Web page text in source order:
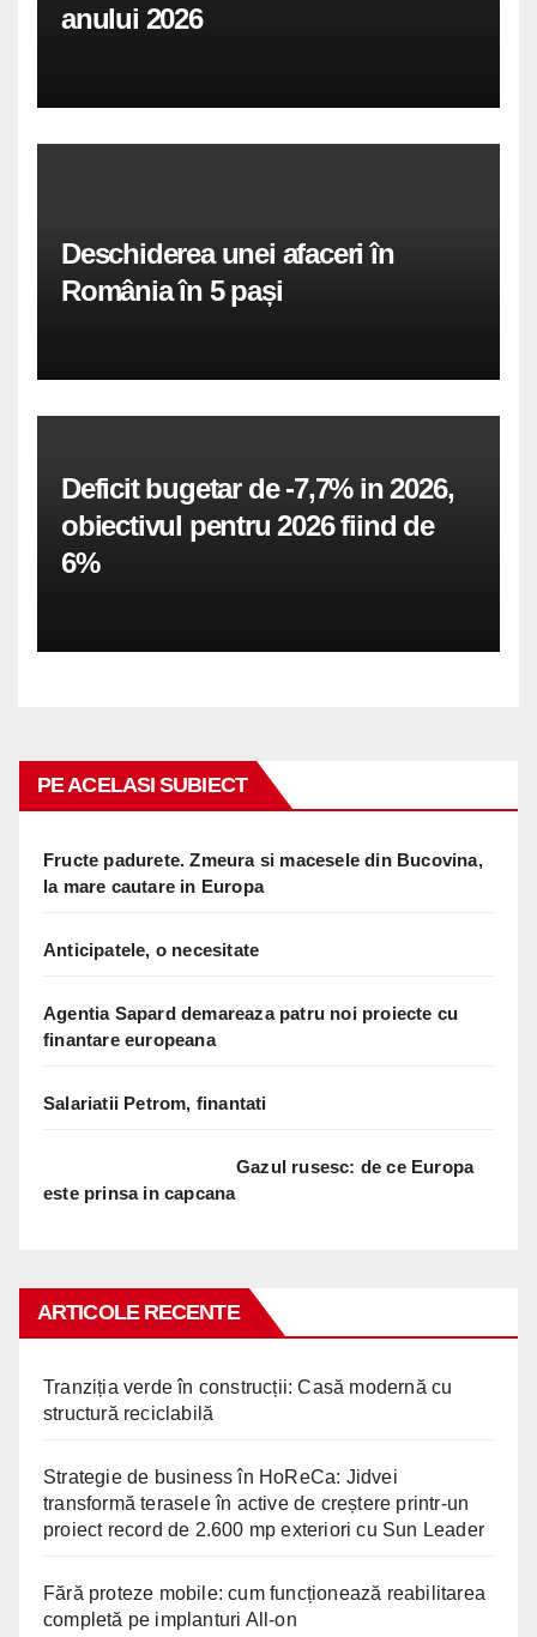
anului 2026
Deschiderea unei afaceri în
România în 5 pași
Deficit bugetar de -7,7% in 2026,
obiectivul pentru 2026 fiind de
6%
PE ACELASI SUBIECT
Fructe padurete. Zmeura si macesele din Bucovina,
la mare cautare in Europa
Anticipatele, o necesitate
Agentia Sapard demareaza patru noi proiecte cu
finantare europeana
Salariatii Petrom, finantati
Gazul rusesc: de ce Europa
este prinsa in capcana
ARTICOLE RECENTE
Tranziția verde în construcții: Casă modernă cu
structură reciclabilă
Strategie de business în HoReCa: Jidvei
transformă terasele în active de creștere printr-un
proiect record de 2.600 mp exteriori cu Sun Leader
Fără proteze mobile: cum funcționează reabilitarea
completă pe implanturi All-on